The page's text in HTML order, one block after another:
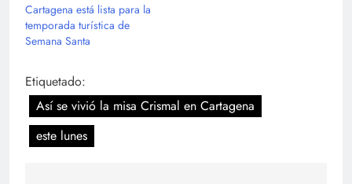
Cartagena está lista para la
temporada turística de
Semana Santa
Etiquetado:
Así se vivió la misa Crismal en Cartagena
este lunes